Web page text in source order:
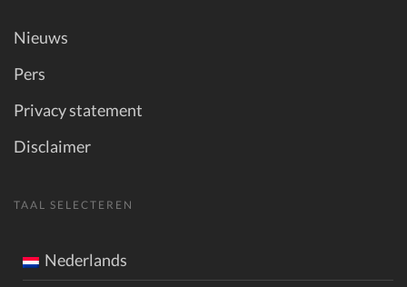
Nieuws
Pers
Privacy statement
Disclaimer
TAAL SELECTEREN
Nederlands